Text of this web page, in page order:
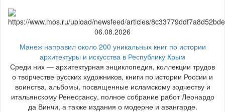
06.08.2026
Манеж направил около 200 уникальных книг по истории
архитектуры и искусства в Республику Крым
Среди них — архитектурная энциклопедия, коллекции трудов
о творчестве русских художников, книги по истории России и
воинства, альбомы, посвященные исламскому зодчеству и
итальянскому Ренессансу, полное собрание работ Леонардо
да Винчи, а также издания о модерне и авангарде.